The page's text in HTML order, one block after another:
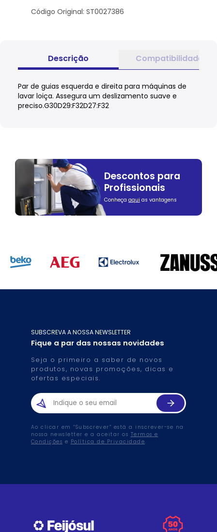
Código Original: ST0027386
Descrição Compatibilidade
Par de guias esquerda e direita para máquinas de
lavar loiça. Assegura um deslizamento suave e
preciso.G30D29:F32D27:F32
Descontos para
Profissionais
Conheça aqui as vantagens
SUBSCREVA A NOSSA NEWSLETTER
Fique a par das nossas novidades
Seja o primeiro a saber de novos
produtos, novas promoções, dicas e
ofertas especiais.
Ao clicar em “Subscrever” está a inscrever-se na
nossa newsletter e a aceitar os Termos e
Condições e Política de Privacidade.